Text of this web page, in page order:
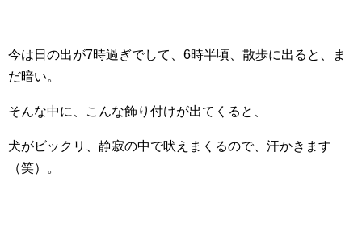
今は日の出が7時過ぎでして、6時半頃、散歩に出ると、ま
だ暗い。
そんな中に、こんな飾り付けが出てくると、
犬がビックリ、静寂の中で吠えまくるので、汗かきます
（笑）。